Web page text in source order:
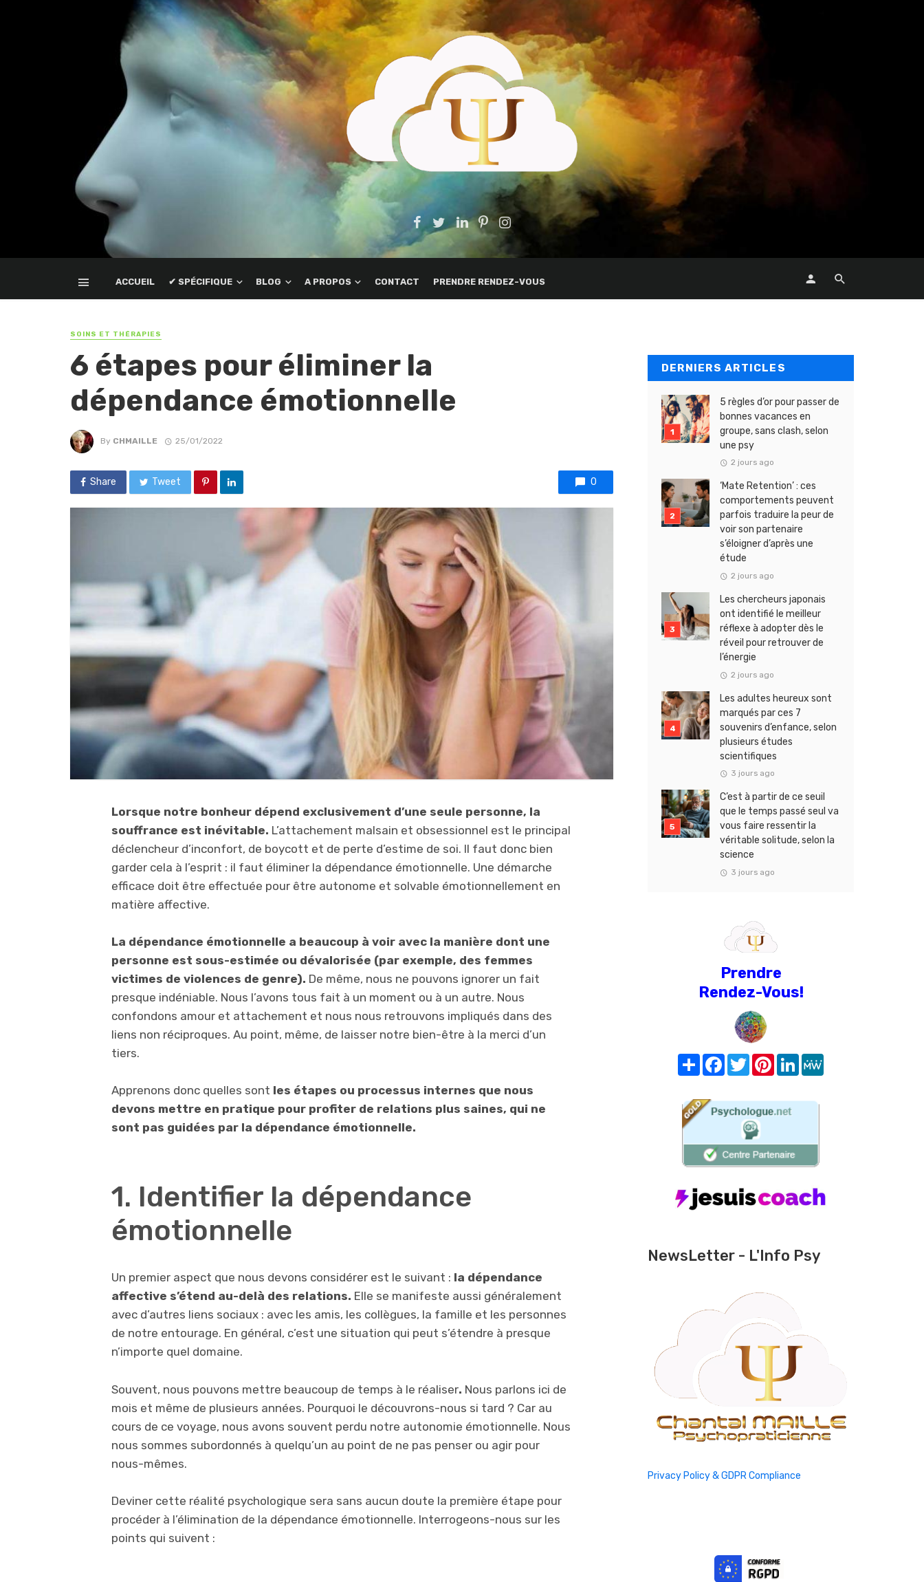
ACCUEIL ✔ SPÉCIFIQUE BLOG A PROPOS CONTACT PRENDRE RENDEZ-VOUS
SOINS ET THÉRAPIES
6 étapes pour éliminer la
dépendance émotionnelle
By CHMAILLE 25/01/2022
Share Tweet 0
Lorsque notre bonheur dépend exclusivement d’une seule personne, la
souffrance est inévitable. L’attachement malsain et obsessionnel est le principal
déclencheur d’inconfort, de boycott et de perte d’estime de soi. Il faut donc bien
garder cela à l’esprit : il faut éliminer la dépendance émotionnelle. Une démarche
efficace doit être effectuée pour être autonome et solvable émotionnellement en
matière affective.
La dépendance émotionnelle a beaucoup à voir avec la manière dont une
personne est sous-estimée ou dévalorisée (par exemple, des femmes
victimes de violences de genre). De même, nous ne pouvons ignorer un fait
presque indéniable. Nous l’avons tous fait à un moment ou à un autre. Nous
confondons amour et attachement et nous nous retrouvons impliqués dans des
liens non réciproques. Au point, même, de laisser notre bien-être à la merci d’un
tiers.
Apprenons donc quelles sont les étapes ou processus internes que nous
devons mettre en pratique pour profiter de relations plus saines, qui ne
sont pas guidées par la dépendance émotionnelle.
1. Identifier la dépendance
émotionnelle
Un premier aspect que nous devons considérer est le suivant : la dépendance
affective s’étend au-delà des relations. Elle se manifeste aussi généralement
avec d’autres liens sociaux : avec les amis, les collègues, la famille et les personnes
de notre entourage. En général, c’est une situation qui peut s’étendre à presque
n’importe quel domaine.
Souvent, nous pouvons mettre beaucoup de temps à le réaliser. Nous parlons ici de
mois et même de plusieurs années. Pourquoi le découvrons-nous si tard ? Car au
cours de ce voyage, nous avons souvent perdu notre autonomie émotionnelle. Nous
nous sommes subordonnés à quelqu’un au point de ne pas penser ou agir pour
nous-mêmes.
Deviner cette réalité psychologique sera sans aucun doute la première étape pour
procéder à l’élimination de la dépendance émotionnelle. Interrogeons-nous sur les
points qui suivent :
DERNIERS ARTICLES
5 règles d’or pour passer de
bonnes vacances en
groupe, sans clash, selon
une psy
2 jours ago
‘Mate Retention’ : ces
comportements peuvent
parfois traduire la peur de
voir son partenaire
s’éloigner d’après une
étude
2 jours ago
Les chercheurs japonais
ont identifié le meilleur
réflexe à adopter dès le
réveil pour retrouver de
l’énergie
2 jours ago
Les adultes heureux sont
marqués par ces 7
souvenirs d’enfance, selon
plusieurs études
scientifiques
3 jours ago
C’est à partir de ce seuil
que le temps passé seul va
vous faire ressentir la
véritable solitude, selon la
science
3 jours ago
Prendre
Rendez-Vous!
Share FacebookTwitterPinterest
LinkedIn
NewsLetter - L'Info Psy
Privacy Policy & GDPR Compliance